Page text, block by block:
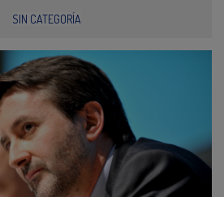
SIN CATEGORÍA